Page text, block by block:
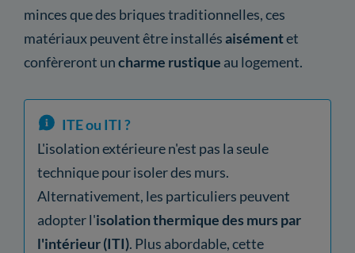
minces que des briques traditionnelles, ces
matériaux peuvent être installésaisémentet
confèreront uncharme rustique au logement.
ITE ou ITI ?
L'isolation extérieure n'est pas la seule
technique pour isoler des murs.
Alternativement, les particuliers peuvent
adopter l'isolation thermique des murs par
l'intérieur (ITI). Plus abordable, cette